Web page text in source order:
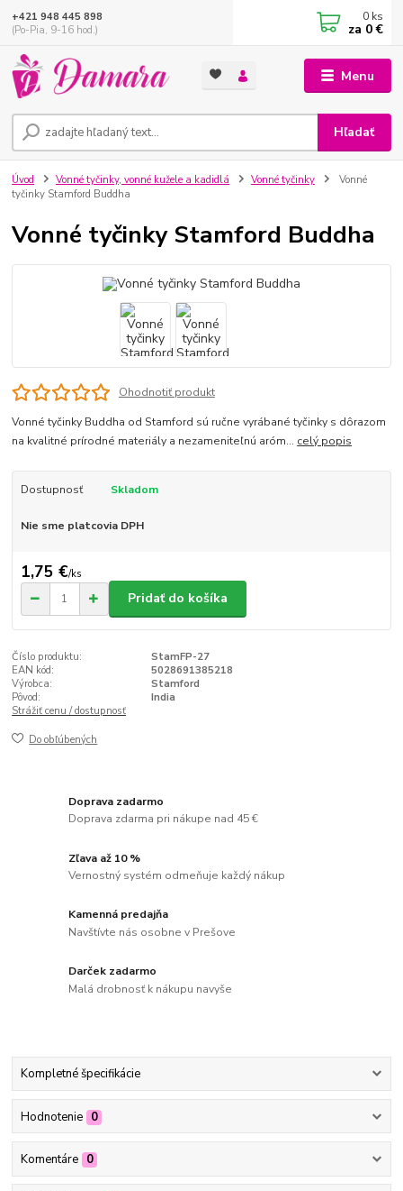
Menu
Hľadať
+421 948 445 898
(Po-Pia, 9-16 hod.)
0 ks
za 0 €
Úvod Vonné tyčinky, vonné kužele a kadidlá Vonné tyčinky
Vonné
tyčinky Stamford Buddha
Vonné tyčinky Stamford Buddha
Ohodnotiť produkt
Vonné tyčinky Buddha od Stamford sú ručne vyrábané tyčinky s dôrazom
na kvalitné prírodné materiály a nezameniteľnú aróm... celý popis
Dostupnosť Skladom
Nie sme platcovia DPH
1,75 €/ks
Pridať do košíka
Číslo produktu:
StamFP-27
EAN kód:
5028691385218
Výrobca:
Stamford
Pôvod:
India
Strážiť cenu / dostupnosť
Do obľúbených
Doprava zadarmo
Doprava zdarma pri nákupe nad 45 €
Zľava až 10 %
Vernostný systém odmeňuje každý nákup
Kamenná predajňa
Navštívte nás osobne v Prešove
Darček zadarmo
Malá drobnosť k nákupu navyše
Kompletné špecifikácie
Hodnotenie 0
Komentáre 0